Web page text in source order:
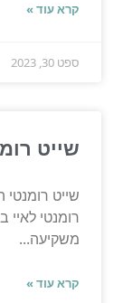
קרא עוד »
ספט 30, 2023
שייט
שייט רומנטי
רומנטי לאיי
משקיעה...
קרא עוד »